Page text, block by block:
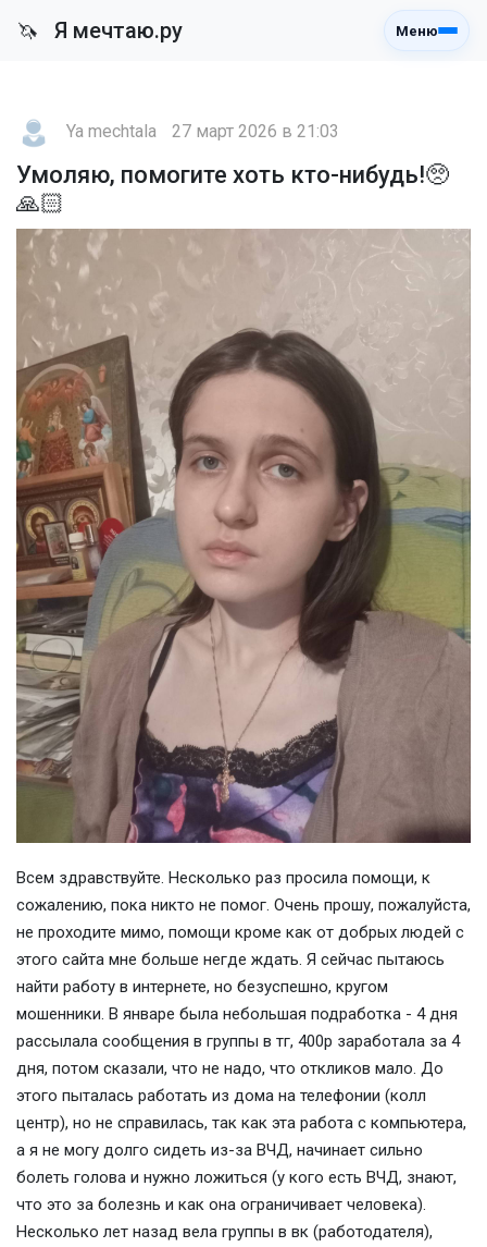
🦄 Я мечтаю.ру Меню
Ya mechtala 27 март 2026 в 21:03
Умоляю, помогите хоть кто-нибудь!🥺
🙏🏻
Всем здравствуйте. Несколько раз просила помощи, к
сожалению, пока никто не помог. Очень прошу, пожалуйста,
не проходите мимо, помощи кроме как от добрых людей с
этого сайта мне больше негде ждать. Я сейчас пытаюсь
найти работу в интернете, но безуспешно, кругом
мошенники. В январе была небольшая подработка - 4 дня
рассылала сообщения в группы в тг, 400р заработала за 4
дня, потом сказали, что не надо, что откликов мало. До
этого пыталась работать из дома на телефонии (колл
центр), но не справилась, так как эта работа с компьютера,
а я не могу долго сидеть из-за ВЧД, начинает сильно
болеть голова и нужно ложиться (у кого есть ВЧД, знают,
что это за болезнь и как она ограничивает человека).
Несколько лет назад вела группы в вк (работодателя),